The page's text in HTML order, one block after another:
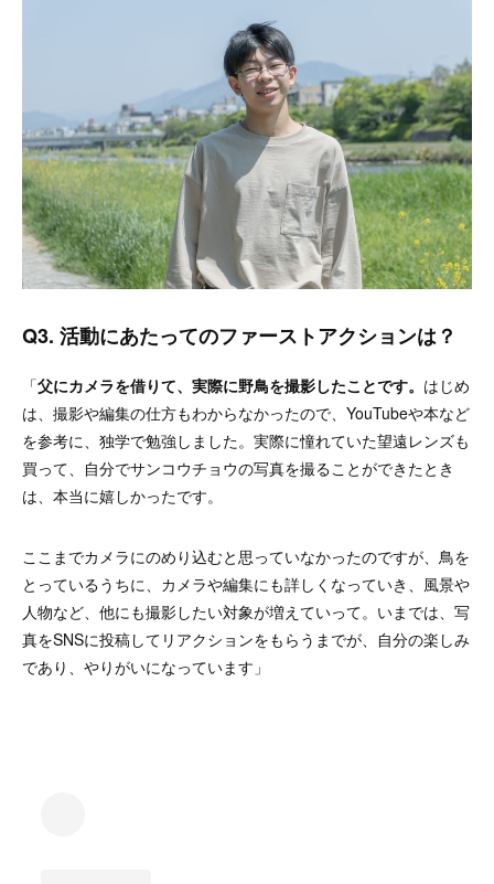
Q3. 活動にあたってのファーストアクションは？
「父にカメラを借りて、実際に野鳥を撮影したことです。 はじめ
は、撮影や編集の仕方もわからなかったので、YouTubeや本など
を参考に、独学で勉強しました。実際に憧れていた望遠レンズも
買って、自分でサンコウチョウの写真を撮ることができたとき
は、本当に嬉しかったです。
ここまでカメラにのめり込むと思っていなかったのですが、鳥を
とっているうちに、カメラや編集にも詳しくなっていき、風景や
人物など、他にも撮影したい対象が増えていって。いまでは、写
真をSNSに投稿してリアクションをもらうまでが、自分の楽しみ
であり、やりがいになっています」